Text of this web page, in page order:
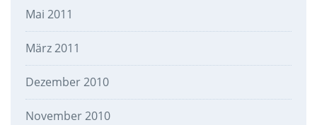
Mai 2011
März 2011
Dezember 2010
November 2010